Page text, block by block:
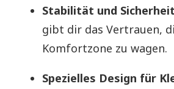
Stabilität und Sicherheit
gibt dir das Vertrauen,
Komfortzone zu wagen.
Spezielles Design für